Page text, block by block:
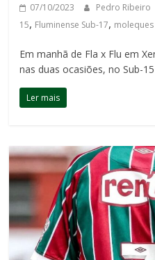
07/10/2023 Pedro Ribeiro
15, Fluminense Sub-17,
Em manhã de Fla x Flu em
nas duas ocasiões, no Sub-
Ler mais